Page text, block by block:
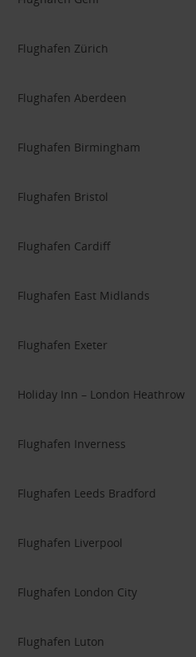
Flughafen Zürich
Flughafen Aberdeen
Flughafen Birmingham
Flughafen Bristol
Flughafen Cardiff
Flughafen East Midlands
Flughafen Exeter
Holiday Inn – London Heathrow
Flughafen Inverness
Flughafen Leeds Bradford
Flughafen Liverpool
Flughafen London City
Flughafen Luton